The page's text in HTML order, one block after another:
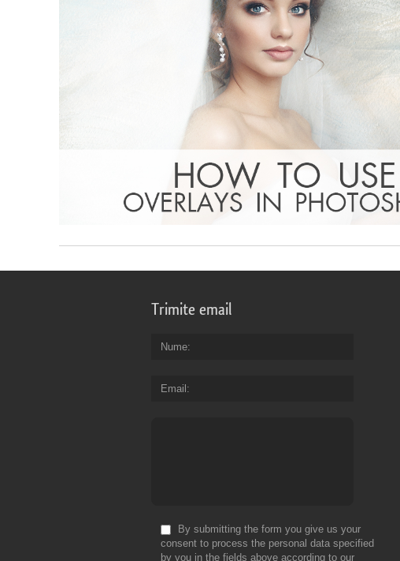
Trimite email
Nume
Email
By submitting the form you give us your
consent to process the personal data specified
by you in the fields above according to our